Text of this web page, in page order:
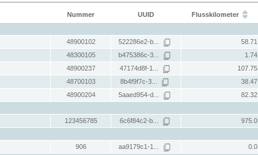
Nummer UUID Flusskilometer
48900102 522286e2-b... 58.71
48300105 b475386c-3... 1.74
48900237 47174d8f-1... 107.75
48700103 8b4f9f7c-3... 38.47
48900204 5aaed954-d... 82.32
123456785 6c6f84c2-b... 975.0
906 aa9179c1-1... 0.0